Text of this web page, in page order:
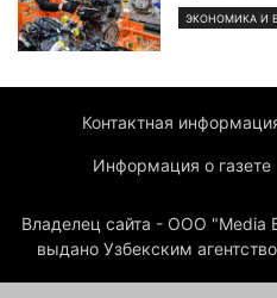
ЭКОНОМИКА И
Контактная
Информация о газете
Владелец сайта - ООО "Media
выдано Узбекским